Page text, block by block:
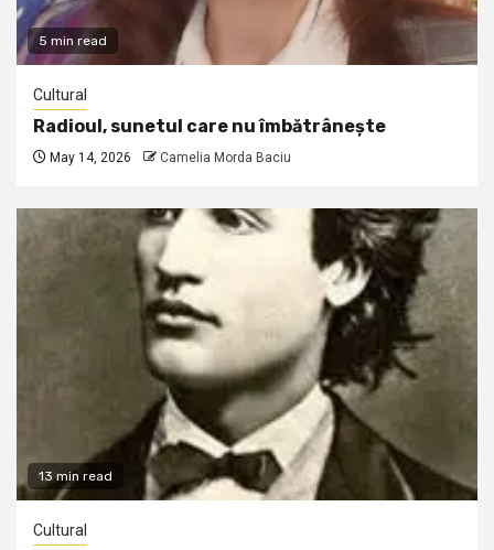
5 min read
Cultural
Radioul, sunetul care nu îmbătrânește
May 14, 2026 Camelia Morda Baciu
13 min read
Cultural